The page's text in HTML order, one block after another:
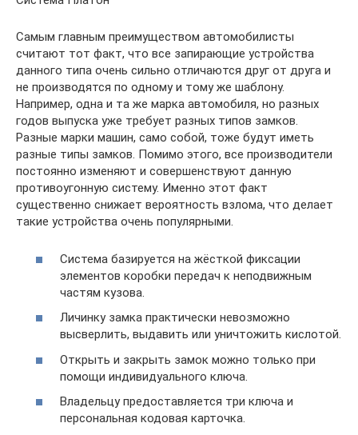
Самым главным преимуществом автомобилисты
считают тот факт, что все запирающие устройства
данного типа очень сильно отличаются друг от друга и
не производятся по одному и тому же шаблону.
Например, одна и та же марка автомобиля, но разных
годов выпуска уже требует разных типов замков.
Разные марки машин, само собой, тоже будут иметь
разные типы замков. Помимо этого, все производители
постоянно изменяют и совершенствуют данную
противоугонную систему. Именно этот факт
существенно снижает вероятность взлома, что делает
такие устройства очень популярными.
Система базируется на жёсткой фиксации
элементов коробки передач к неподвижным
частям кузова.
Личинку замка практически невозможно
высверлить, выдавить или уничтожить кислотой.
Открыть и закрыть замок можно только при
помощи индивидуального ключа.
Владельцу предоставляется три ключа и
персональная кодовая карточка.